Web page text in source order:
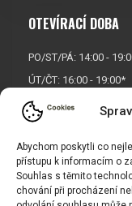
Abychom poskytli co
přístupu k informacím o
Souhlas s těmito
chování při procházení
OTEVÍRACÍ DOBA
PO/ST/PÁ: 14:00 -
ÚT/ČT: 16:00 - 19:00*
Sobota: 9:00 - 17:00*
Neděle:
* Říjen, listopad a
OTEVŘENO POUZE